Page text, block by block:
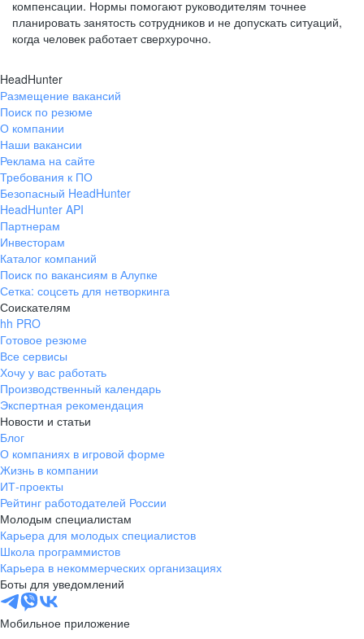
компенсации. Нормы помогают руководителям точнее
планировать занятость сотрудников и не допускать ситуаций,
когда человек работает сверхурочно.
HeadHunter
Размещение вакансий
Поиск по резюме
О компании
Наши вакансии
Реклама на сайте
Требования к ПО
Безопасный HeadHunter
HeadHunter API
Партнерам
Инвесторам
Каталог компаний
Поиск по вакансиям в Алупке
Сетка: соцсеть для нетворкинга
Соискателям
hh PRO
Готовое резюме
Все сервисы
Хочу у вас работать
Производственный календарь
Экспертная рекомендация
Новости и статьи
Блог
О компаниях в игровой форме
Жизнь в компании
ИТ-проекты
Рейтинг работодателей России
Молодым специалистам
Карьера для молодых специалистов
Школа программистов
Карьера в некоммерческих организациях
Боты для уведомлений
Мобильное приложение